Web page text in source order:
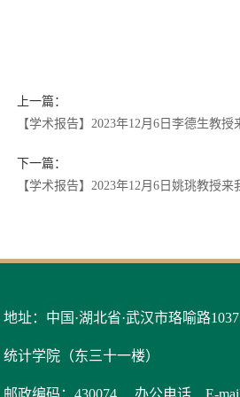
上一篇：
【学术报告】2023年12月6日李德生教
下一篇：
【学术报告】2023年12月6日姚珧教授
地址：中国·湖北省·武汉市珞喻路
统计学院（东三十一楼）